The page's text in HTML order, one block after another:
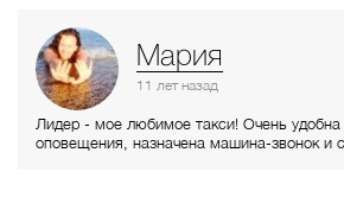
Мария
11 летназад
Лидер - мое любимое такси! Очень удобна
оповещения, назначена машина-звонок и
но зато это проверенное! Даже в плохую